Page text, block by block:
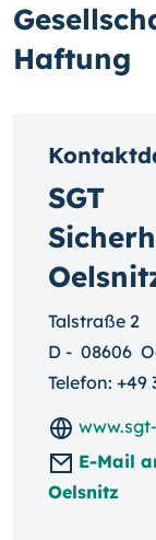
Haftung
SGT
Talstraße 2
D - 08606
Telefon: +49
E-Mail
Oelsnitz